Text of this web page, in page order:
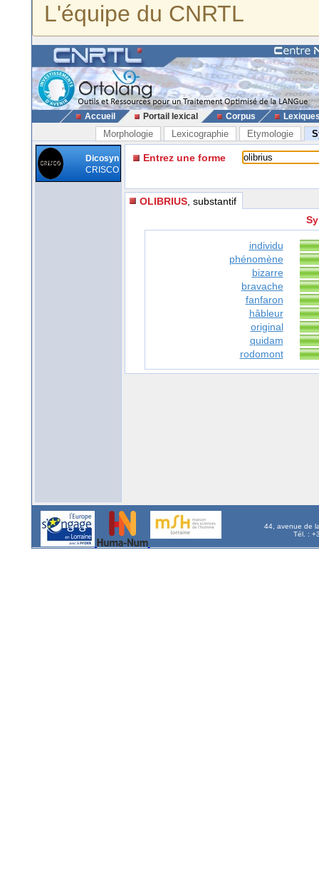
L'équipe du CNRTL
Accueil Portail lexical Corpus
Morphologie Lexicographie Etymologie
Dicosyn
CRISCO
Entrez une forme
OLIBRIUS , substantif
individu
phénomène
bizarre
bravache
fanfaron
hâbleur
original
quidam
rodomont
44, avenue de
Tél. :